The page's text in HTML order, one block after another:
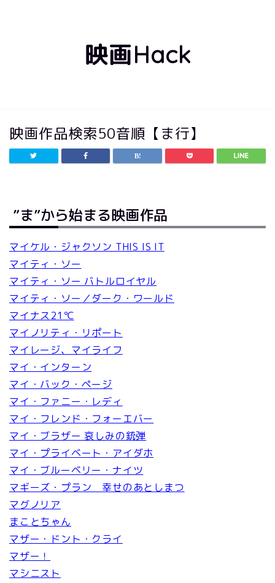
映画Hack
映画作品検索50音順【ま行】
”ま”から始まる映画作品
マイケル・ジャクソン THIS IS IT
マイティ・ソー
マイティ・ソー バトルロイヤル
マイティ・ソー／ダーク・ワールド
マイナス21℃
マイノリティ・リポート
マイレージ、マイライフ
マイ・インターン
マイ・バック・ページ
マイ・ファニー・レディ
マイ・フレンド・フォーエバー
マイ・ブラザー 哀しみの銃弾
マイ・プライベート・アイダホ
マイ・ブルーベリー・ナイツ
マギーズ・プラン 幸せのあとしまつ
マグノリア
まことちゃん
マザー・ドント・クライ
マザー！
マシニスト